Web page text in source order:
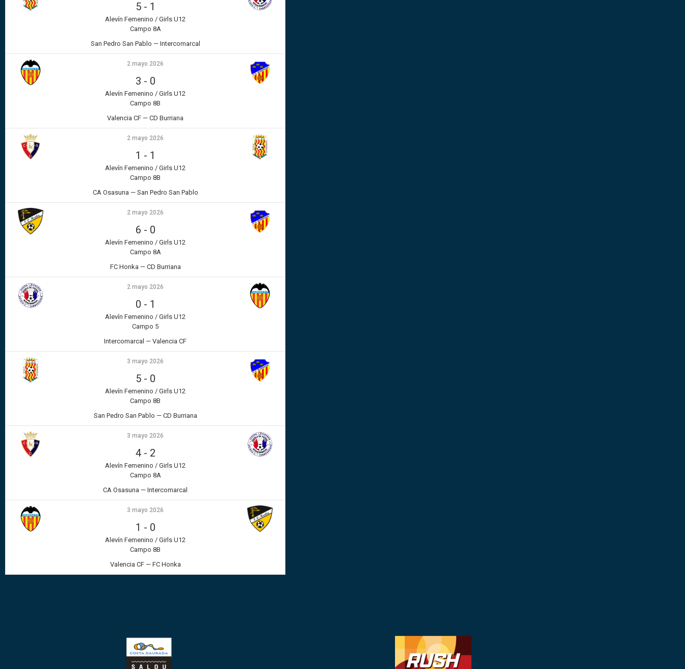
5- 1
Alevín Femenino / Girls U12
Campo 8A
San Pedro San Pablo — Intercomarcal
2 mayo 2026
3 - 0
Alevín Femenino / Girls U12
Campo 8B
Valencia CF — CD Burriana
2 mayo 2026
1 - 1
Alevín Femenino / Girls U12
Campo 8B
CA Osasuna — San Pedro San Pablo
2 mayo 2026
6 - 0
Alevín Femenino / Girls U12
Campo 8A
FC Honka — CD Burriana
2 mayo 2026
0 - 1
Alevín Femenino / Girls U12
Campo 5
Intercomarcal — Valencia CF
3 mayo 2026
5- 0
Alevín Femenino / Girls U12
Campo 8B
San Pedro San Pablo — CD Burriana
3 mayo 2026
4- 2
Alevín Femenino / Girls U12
Campo 8A
CA Osasuna — Intercomarcal
3 mayo 2026
1 - 0
Alevín Femenino / Girls U12
Campo 8B
Valencia CF — FC Honka